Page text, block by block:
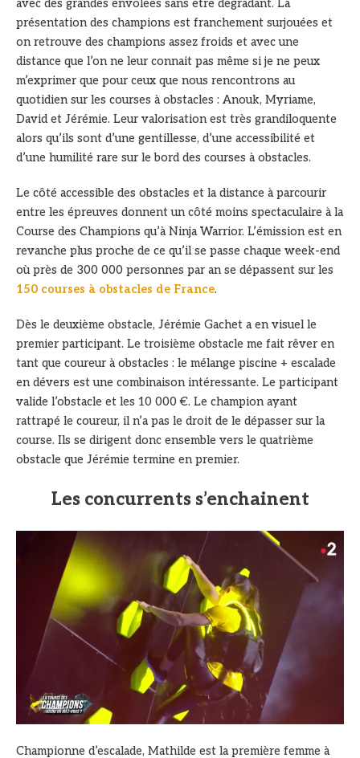
avec des grandes envolées sans être dégradant. La
présentation des champions est franchement surjouées et
on retrouve des champions assez froids et avec une
distance que l’on ne leur connait pas même si je ne peux
m’exprimer que pour ceux que nous rencontrons au
quotidien sur les courses à obstacles : Anouk, Myriame,
David et Jérémie. Leur valorisation est très grandiloquente
alors qu’ils sont d’une gentillesse, d’une accessibilité et
d’une humilité rare sur le bord des courses à obstacles.
Le côté accessible des obstacles et la distance à parcourir
entre les épreuves donnent un côté moins spectaculaire à la
Course des Champions qu’à Ninja Warrior. L’émission est en
revanche plus proche de ce qu’il se passe chaque week-end
où près de 300 000 personnes par an se dépassent sur les
150 courses à obstacles de France.
Dès le deuxième obstacle, Jérémie Gachet a en visuel le
premier participant. Le troisième obstacle me fait rêver en
tant que coureur à obstacles : le mélange piscine + escalade
en dévers est une combinaison intéressante. Le participant
valide l’obstacle et les 10 000 €. Le champion ayant
rattrapé le coureur, il n’a pas le droit de le dépasser sur la
course. Ils se dirigent donc ensemble vers le quatrième
obstacle que Jérémie termine en premier.
Les concurrents s’enchainent
Championne d’escalade, Mathilde est la première femme à